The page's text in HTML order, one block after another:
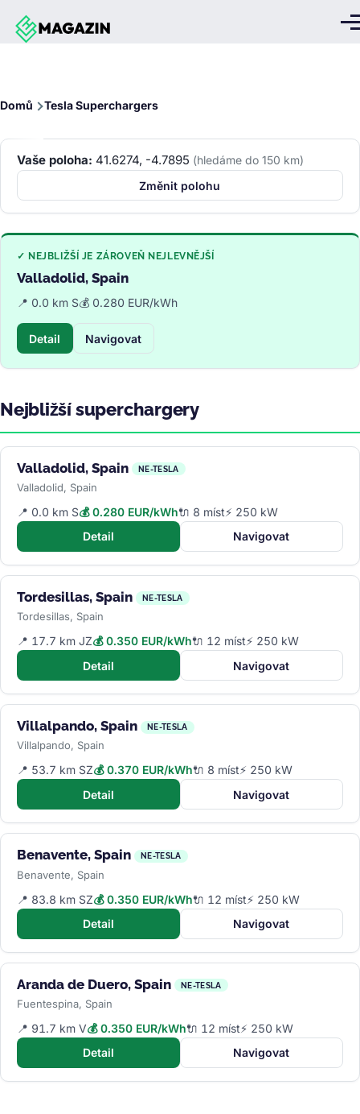
Přejít k hlavnímu obsahu
Domů Tesla Superchargers
Vaše poloha: 41.6274, -4.7895 (hledáme do 150 km)
Změnit polohu
✓ NEJBLIŽŠÍ JE ZÁROVEŇ NEJLEVNĚJŠÍ
Valladolid, Spain
📍 0.0 km S💰 0.280 EUR/kWh
Detail Navigovat
Nejbližší superchargery
Valladolid, Spain NE-TESLA
Valladolid, Spain
📍 0.0 km S💰 0.280 EUR/kWh🔌 8 míst⚡ 250 kW
Detail
Navigovat
Tordesillas, Spain NE-TESLA
Tordesillas, Spain
📍 17.7 km JZ💰 0.350 EUR/kWh🔌 12 míst⚡ 250 kW
Detail
Navigovat
Villalpando, Spain NE-TESLA
Villalpando, Spain
📍 53.7 km SZ💰 0.370 EUR/kWh🔌 8 míst⚡ 250 kW
Detail
Navigovat
Benavente, Spain NE-TESLA
Benavente, Spain
📍 83.8 km SZ💰 0.350 EUR/kWh🔌 12 míst⚡ 250 kW
Detail
Navigovat
Aranda de Duero, Spain NE-TESLA
Fuentespina, Spain
📍 91.7 km V💰 0.350 EUR/kWh🔌 12 míst⚡ 250 kW
Detail
Navigovat